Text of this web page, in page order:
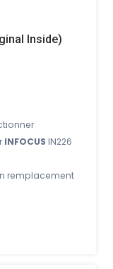
Inside)
INFOCUS IN226
remplacement